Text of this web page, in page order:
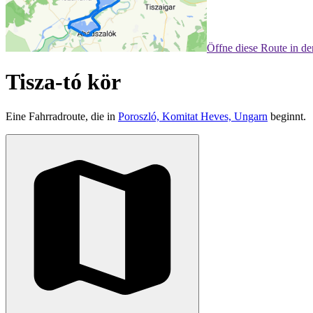
Öffne diese Route in
Tisza-tó kör
Eine Fahrradroute, die in Poroszló, Komitat Heves, Ungarn beginnt.